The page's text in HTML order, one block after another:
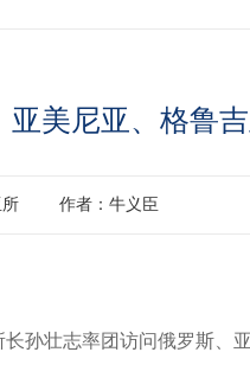
美尼亚、格鲁
作者：牛义臣
孙壮志率团访问俄罗斯、